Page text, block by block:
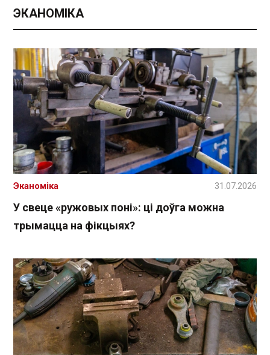
ЭКАНОМІКА
У свеце «ружовых поні»: ці доўга можна
трымацца на фікцыях?
Эканоміка 31.07.2026